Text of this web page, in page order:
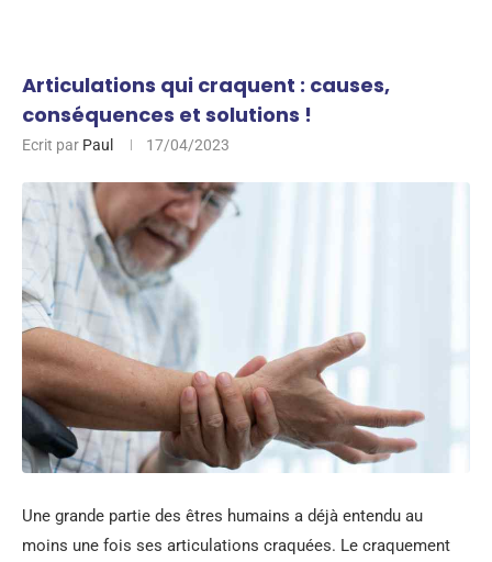
Articulations qui craquent : causes,
conséquences et solutions !
Ecrit par Paul 17/04/2023
Une grande partie des êtres humains a déjà entendu au
moins une fois ses articulations craquées. Le craquement